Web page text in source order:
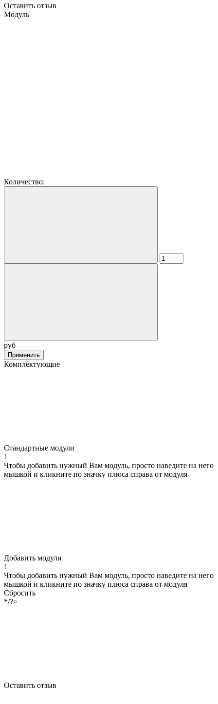
Оставить отзыв
Модуль
Количество:
руб
Применить
Комплектующие
Стандартные модули
!
Чтобы добавить нужный Вам модуль, просто наведите на него
мышкой и кликните по значку плюса справа от модуля
Добавить модули
!
Чтобы добавить нужный Вам модуль, просто наведите на него
мышкой и кликните по значку плюса справа от модуля
Сбросить
*/?>
Оставить отзыв